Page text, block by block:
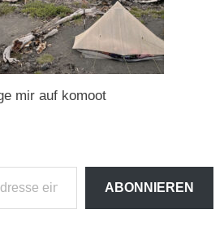
mir auf komoot
ABONNIEREN